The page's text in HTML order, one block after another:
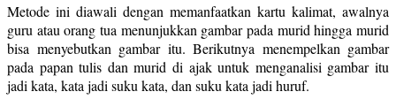
Metode ini diawali dengan memanfaatkan kartu kalimat, awalnya
guru atau orang tua menunjukkan gambar pada murid hingga murid
bisa menyebutkan gambar itu. Berikutnya menempelkan gambar
pada papan tulis dan murid di ajak untuk menganalisi gambar itu
jadi kata, kata jadi suku kata, dan suku kata jadi huruf.